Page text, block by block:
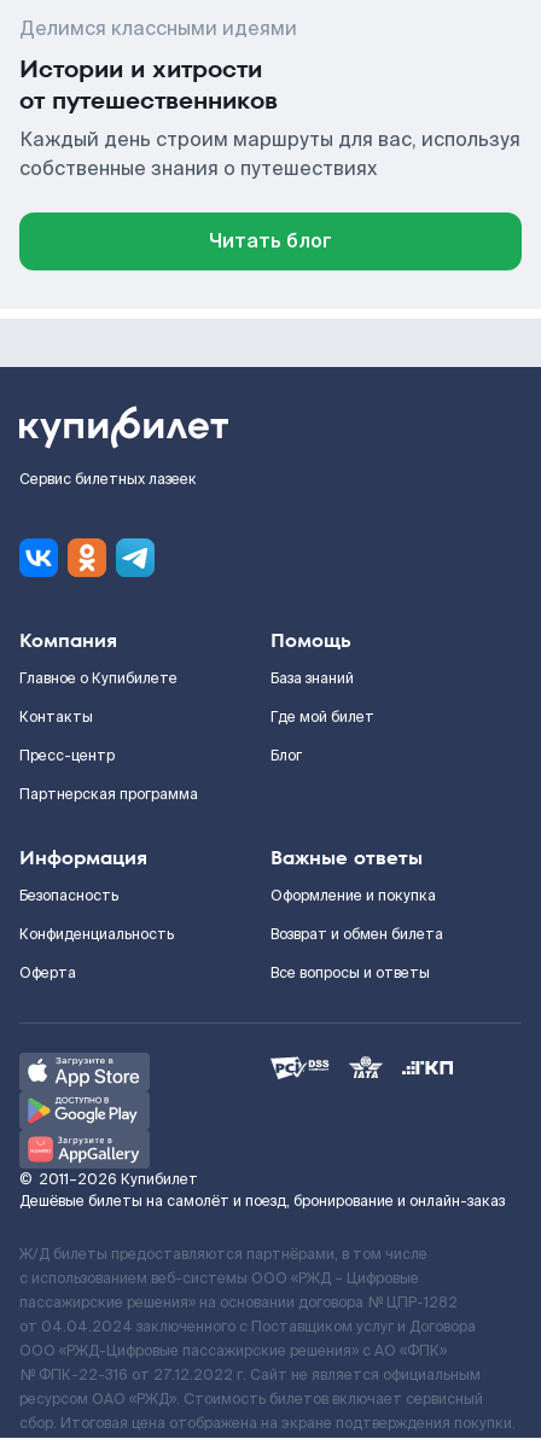
Делимся классными идеями
Истории и хитрости
от путешественников
Каждый день строим маршруты для вас, используя
собственные знания о путешествиях
Читать блог
Сервис билетных лазеек
Компания
Главное о Купибилете
Контакты
Пресс-центр
Партнерская программа
Помощь
База знаний
Где мой билет
Блог
Информация
Безопасность
Конфиденциальность
Оферта
Важные ответы
Оформление и покупка
Возврат и обмен билета
Все вопросы и ответы
© 2011–2026 Купибилет
Дешёвые билеты на самолёт и поезд, бронирование и онлайн-заказ
Ж/Д билеты предоставляются партнёрами, в том числе
с использованием веб-системы ООО «РЖД – Цифровые
пассажирские решения» на основании договора № ЦПР-1282
от 04.04.2024 заключенного с Поставщиком услуг и Договора
ООО «РЖД-Цифровые пассажирские решения» c АО «ФПК»
№ ФПК-22-316 от 27.12.2022 г. Сайт не является официальным
ресурсом ОАО «РЖД». Стоимость билетов включает сервисный
сбор. Итоговая цена отображена на экране подтверждения покупки.